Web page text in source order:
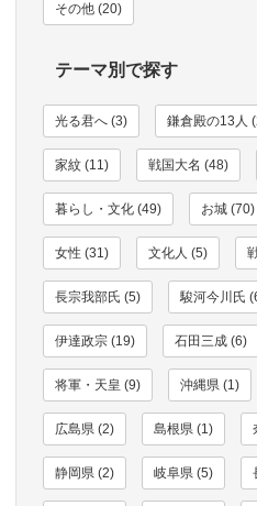
その他 (20)
テーマ別で探す
光る君へ (3) 鎌倉殿の13人
家紋 (11) 戦国大名 (48)
暮らし・文化 (49) お城 (70)
女性 (31) 文化人 (5)
長宗我部氏 (5) 駿河今川氏
伊達政宗 (19) 石田三成 (6)
将軍・天皇 (9) 沖縄県 (1)
広島県 (2) 島根県 (1)
静岡県 (2) 岐阜県 (5)